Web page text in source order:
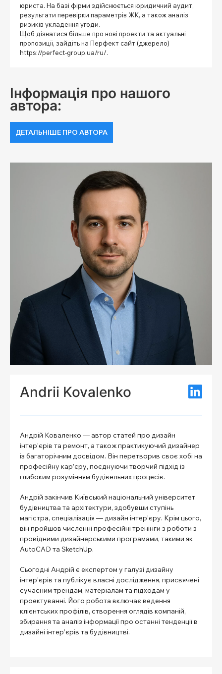
юриста. На базі фірми здійснюється юридичний аудит,
результати перевірки параметрів ЖК, а також аналіз
ризиків укладення угоди.
Щоб дізнатися більше про нові проекти та актуальні
пропозиції, зайдіть на Перфект сайт (джерело)
https://perfect-group.ua/ru/.
Інформація про нашого
автора:
ДЕТАЛЬНІШЕ ПРО АВТОРА
Andrii Kovalenko
Андрій Коваленко — автор статей про дизайн
інтер’єрів та ремонт, а також практикуючий дизайнер
із багаторічним досвідом. Він перетворив своє хобі на
професійну кар’єру, поєднуючи творчий підхід із
глибоким розумінням будівельних процесів.
Андрій закінчив Київський національний університет
будівництва та архітектури, здобувши ступінь
магістра, спеціалізація — дизайн інтер’єру. Крім цього,
він пройшов численні професійні тренінги з роботи з
провідними дизайнерськими програмами, такими як
AutoCAD та SketchUp.
Сьогодні Андрій є експертом у галузі дизайну
інтер’єрів та публікує власні дослідження, присвячені
сучасним трендам, матеріалам та підходам у
проектуванні. Його робота включає ведення
клієнтських профілів, створення оглядів компаній,
збирання та аналіз інформації про останні тенденції в
дизайні інтер’єрів та будівництві.